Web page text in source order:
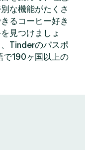
な機能がたくさ
るコーヒー好き
見つけましょ
Tinderのパスポ
で190ヶ国以上の